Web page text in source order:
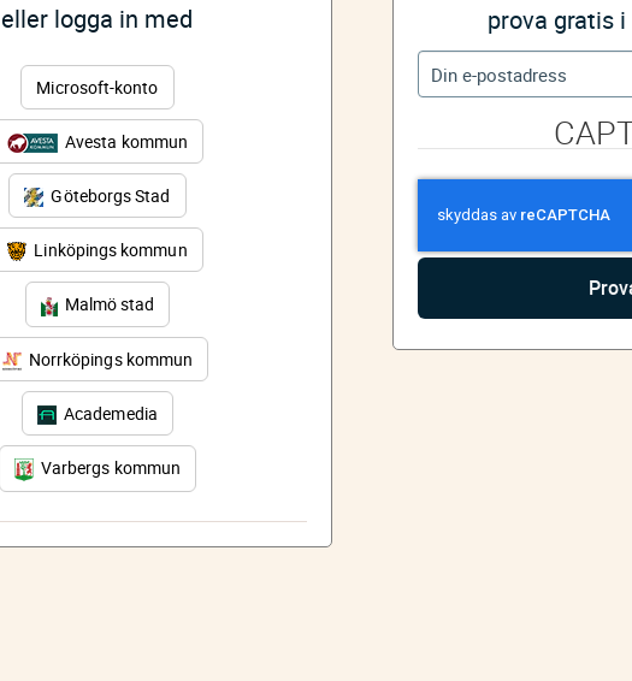
eller logga in med
Microsoft-konto
Avesta kommun
Göteborgs Stad
Linköpings kommun
Malmö stad
Norrköpings kommun
Academedia
Varbergs kommun
prova gratis